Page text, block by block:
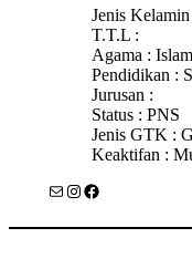
Jenis
T.T.L :
Agama : Islam
Pendidikan :
Jurusan :
Status : PNS
Jenis GTK :
Keaktifan :
Mail
Instagram Facebook